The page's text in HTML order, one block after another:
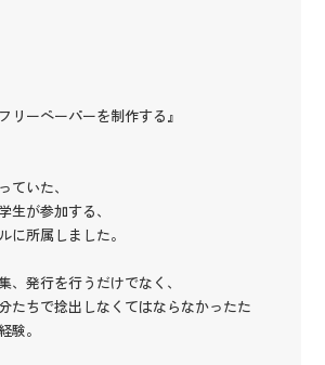
リーペーパーを制作する』
ていた、
生が参加する、
に所属しました。
、発行を行うだけでなく、
たちで捻出しなくてはならなかったた
験。